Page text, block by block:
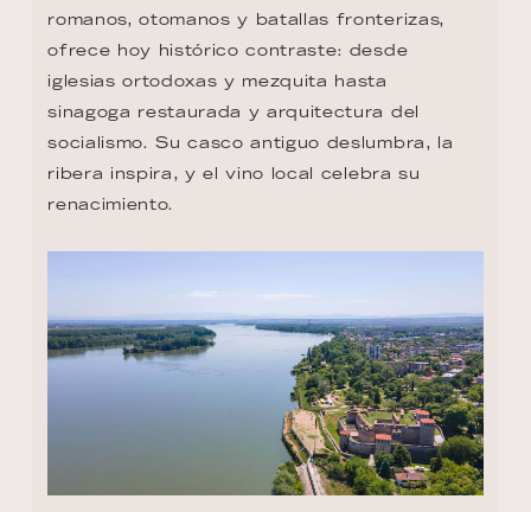
romanos, otomanos y batallas fronterizas,
ofrece hoy histórico contraste: desde
iglesias ortodoxas y mezquita hasta
sinagoga restaurada y arquitectura del
socialismo. Su casco antiguo deslumbra, la
ribera inspira, y el vino local celebra su
renacimiento.